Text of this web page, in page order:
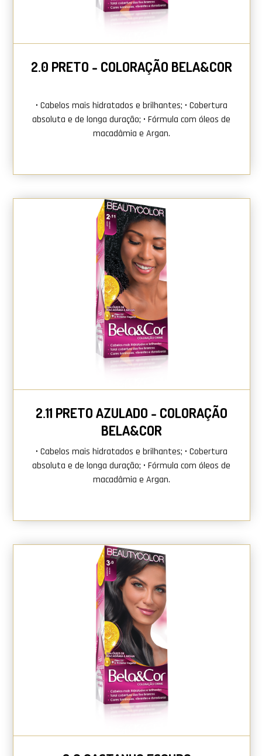
2.0 PRETO - COLORAÇÃO BELA&COR
• Cabelos mais hidratados e brilhantes; • Cobertura
absoluta e de longa duração; • Fórmula com óleos de
macadâmia e Argan.
2.11 PRETO AZULADO - COLORAÇÃO
BELA&COR
• Cabelos mais hidratados e brilhantes; • Cobertura
absoluta e de longa duração; • Fórmula com óleos de
macadâmia e Argan.